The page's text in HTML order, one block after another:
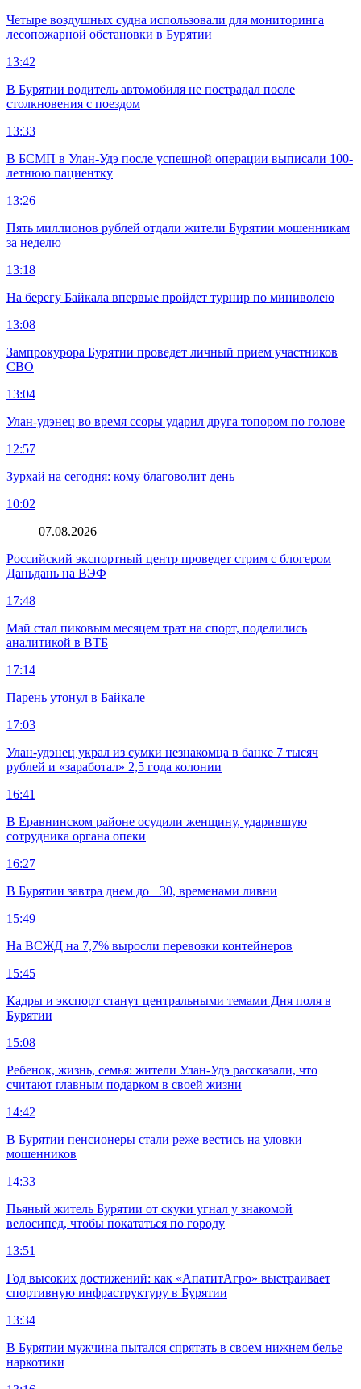
Четыре воздушных судна использовали для мониторинга
лесопожарной обстановки в Бурятии
13:42
В Бурятии водитель автомобиля не пострадал после
столкновения с поездом
13:33
В БСМП в Улан-Удэ после успешной операции выписали 100-
летнюю пациентку
13:26
Пять миллионов рублей отдали жители Бурятии мошенникам
за неделю
13:18
На берегу Байкала впервые пройдет турнир по миниволею
13:08
Зампрокурора Бурятии проведет личный прием участников
СВО
13:04
Улан-удэнец во время ссоры ударил друга топором по голове
12:57
Зурхай на сегодня: кому благоволит день
10:02
07.08.2026
Российский экспортный центр проведет стрим с блогером
Даньдань на ВЭФ
17:48
Май стал пиковым месяцем трат на спорт, поделились
аналитикой в ВТБ
17:14
Парень утонул в Байкале
17:03
Улан-удэнец украл из сумки незнакомца в банке 7 тысяч
рублей и «заработал» 2,5 года колонии
16:41
В Еравнинском районе осудили женщину, ударившую
сотрудника органа опеки
16:27
В Бурятии завтра днем до +30, временами ливни
15:49
На ВСЖД на 7,7% выросли перевозки контейнеров
15:45
Кадры и экспорт станут центральными темами Дня поля в
Бурятии
15:08
Ребенок, жизнь, семья: жители Улан-Удэ рассказали, что
считают главным подарком в своей жизни
14:42
В Бурятии пенсионеры стали реже вестись на уловки
мошенников
14:33
Пьяный житель Бурятии от скуки угнал у знакомой
велосипед, чтобы покататься по городу
13:51
Год высоких достижений: как «АпатитАгро» выстраивает
спортивную инфраструктуру в Бурятии
13:34
В Бурятии мужчина пытался спрятать в своем нижнем белье
наркотики